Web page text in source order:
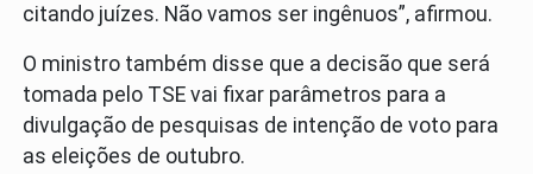
citando juízes. Não vamos ser ingênuos”, afirmou.
O ministro também disse que a decisão que será
tomada pelo TSE vai fixar parâmetros para a
divulgação de pesquisas de intenção de voto para
as eleições de outubro.